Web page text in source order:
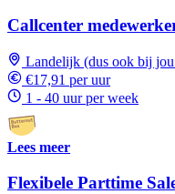
Callcenter
Landelijk (dus ook bij
€17,91 per uur
1 - 40 uur per week
Lees meer
Flexibele Parttime